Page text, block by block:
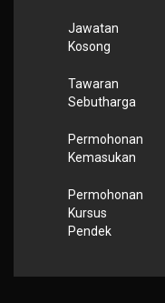
Jawatan
Kosong
Tawaran
Sebutharga
Permohonan
Kemasukan
Permohonan
Kursus
Pendek